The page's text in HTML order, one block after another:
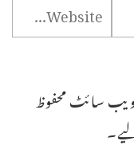
ویب سائٹ محفوظ